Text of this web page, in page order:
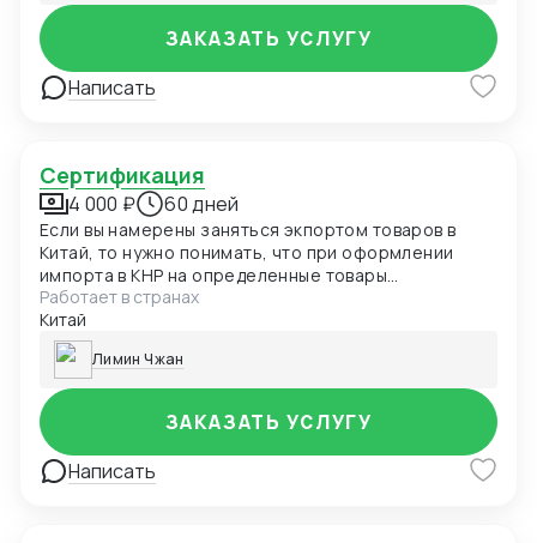
Написать
ЗАКАЗАТЬ УСЛУГУ
Сертификация
4 000 ₽ 60 дней
Если вы намерены заняться экпортом товаров в
Китай, то нужно понимать, что при оформлении
импорта в КНР на определенные товары
необходима сертификация происхождения в
соответствии с требованиями Главного
государственного управления Китая по надзору за
качеством, инспекции и карантину, а при импорте
продуктов питания необходимо пройти
обязательную процедуру сертификации этикетки и
упаковки, которая займет несколько месяцев.
Работает в странах
Китай
Лимин Чжан
Написать
ЗАКАЗАТЬ УСЛУГУ